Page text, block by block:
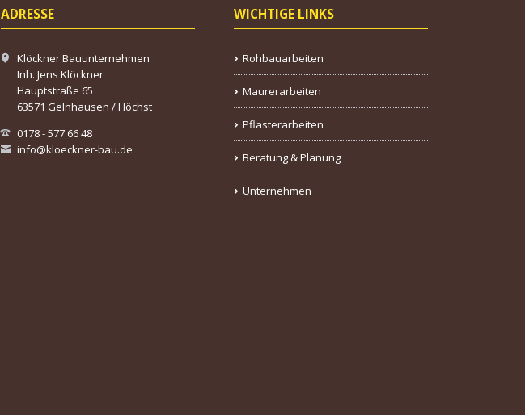
ADRESSE
Klöckner Bauunternehmen
Inh. Jens Klöckner
Hauptstraße 65
63571 Gelnhausen / Höchst
0178 - 577 66 48
info@kloeckner-bau.de
WICHTIGE LINKS
Rohbauarbeiten
Maurerarbeiten
Pflasterarbeiten
Beratung & Planung
Unternehmen